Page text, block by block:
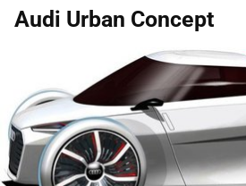
Audi Urban Concept